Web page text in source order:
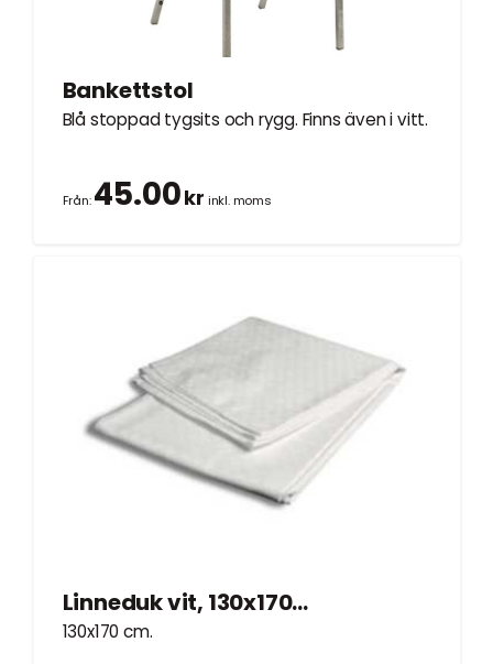
Bankettstol
Blå stoppad tygsits och rygg. Finns även i vitt.
Från:45.00kr inkl. moms
Linneduk vit, 130x170cm
130x170 cm.